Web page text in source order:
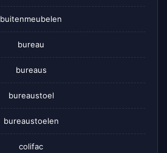
buitenmeubelen
bureau
bureaus
bureaustoel
bureaustoelen
colifac